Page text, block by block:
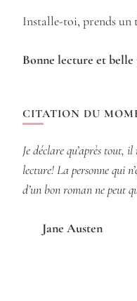
Installe-toi, prends un
Bonne lecture et
CITATION DU
Je déclare qu’après tout,
lecture! La personne qui
d’un bon roman ne peut
Jane Austen